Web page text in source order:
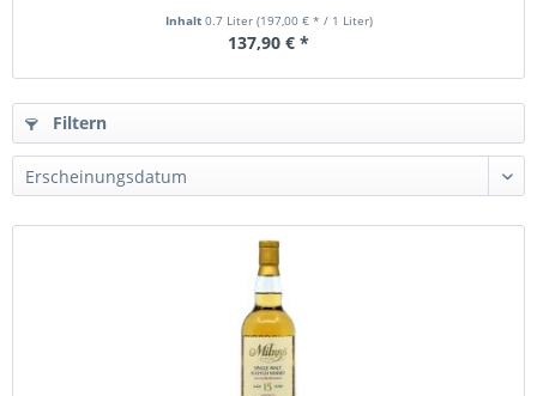
Inhalt 0.7 Liter (197,00 € * / 1 Liter)
137,90 € *
Filtern